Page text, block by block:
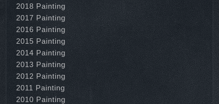
2018 Painting
2017 Painting
2016 Painting
2015 Painting
2014 Painting
2013 Painting
2012 Painting
2011 Painting
2010 Painting